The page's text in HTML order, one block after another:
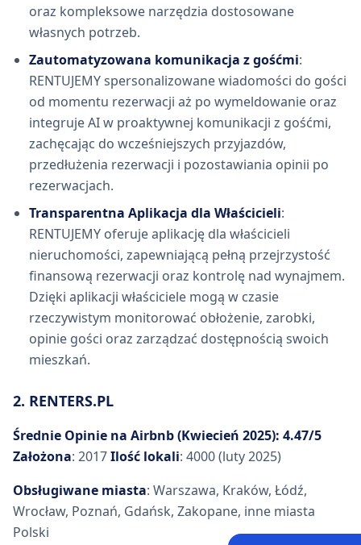
oraz kompleksowe narzędzia dostosowane
własnych potrzeb.
Zautomatyzowana komunikacja z gośćmi:
RENTUJEMY spersonalizowane wiadomości do gości
od momentu rezerwacji aż po wymeldowanie oraz
integruje AI w proaktywnej komunikacji z gośćmi,
zachęcając do wcześniejszych przyjazdów,
przedłużenia rezerwacji i pozostawiania opinii po
rezerwacjach.
Transparentna Aplikacja dla Właścicieli:
RENTUJEMY oferuje aplikację dla właścicieli
nieruchomości, zapewniającą pełną przejrzystość
finansową rezerwacji oraz kontrolę nad wynajmem.
Dzięki aplikacji właściciele mogą w czasie
rzeczywistym monitorować obłożenie, zarobki,
opinie gości oraz zarządzać dostępnością swoich
mieszkań.
2. RENTERS.PL
Średnie Opinie na Airbnb (Kwiecień 2025): 4.47/5
Założona: 2017Ilość lokali: 4000 (luty 2025)
Obsługiwane miasta: Warszawa, Kraków, Łódź,
Wrocław, Poznań, Gdańsk, Zakopane, inne miasta
Polski